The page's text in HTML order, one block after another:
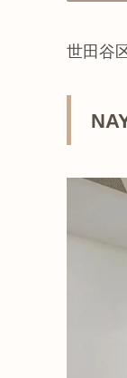
世田谷